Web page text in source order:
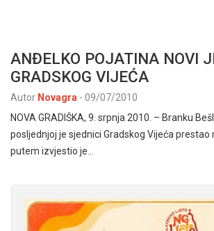
ANĐELKO POJATINA NOVI
GRADSKOG VIJEĆA
Autor Novagra - 09/07/2010
NOVA GRADIŠKA, 9. srpnja 2010. – Branku
posljednjoj je sjednici Gradskog Vijeća
putem izvjestio je…